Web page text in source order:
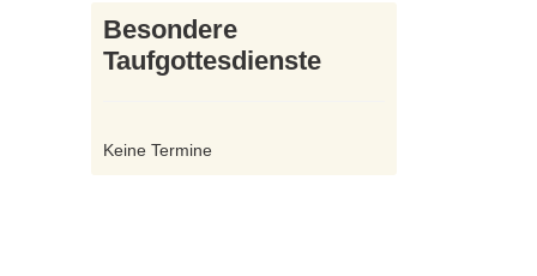
Besondere
Taufgottesdienste
Keine Termine